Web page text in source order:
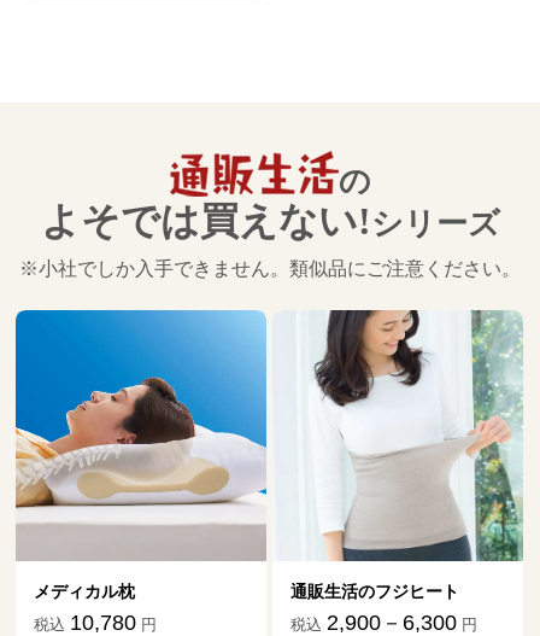
の
よそでは買えない!シリーズ
※小社でしか入手できません。類似品にご注意ください。
メディカル枕
税込 10,780 円
通販生活のフジヒート
税込 2,900－6,300 円